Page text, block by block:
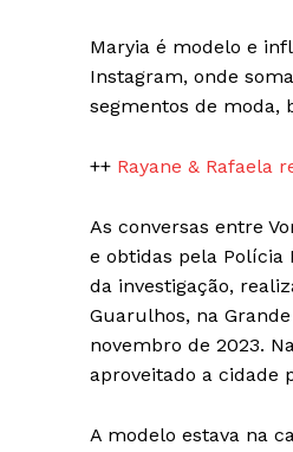
Maryia é modelo e
Instagram, onde
segmentos de moda,
++ Rayane & Rafaela
As conversas entre
e obtidas pela
da investigação,
Guarulhos, na
novembro de 2023.
aproveitado a cidade
A modelo estava na